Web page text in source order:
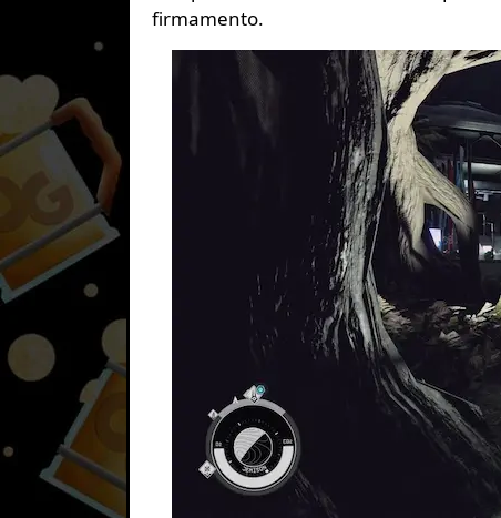
firmamento.